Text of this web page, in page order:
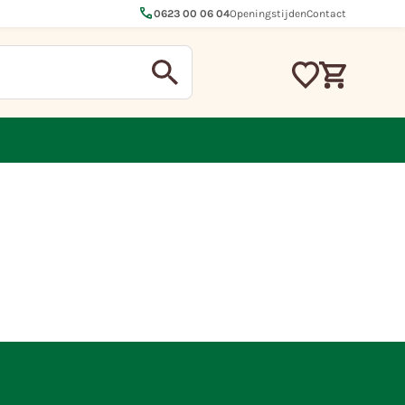
call0623 00 06 04OpeningstijdenContact